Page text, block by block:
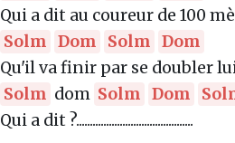
Qui a dit au coureur de 100
Solm Dom Solm Dom
Qu'il va finir par se doubler
Solm dom Solm Dom
Qui a dit ?...........................................